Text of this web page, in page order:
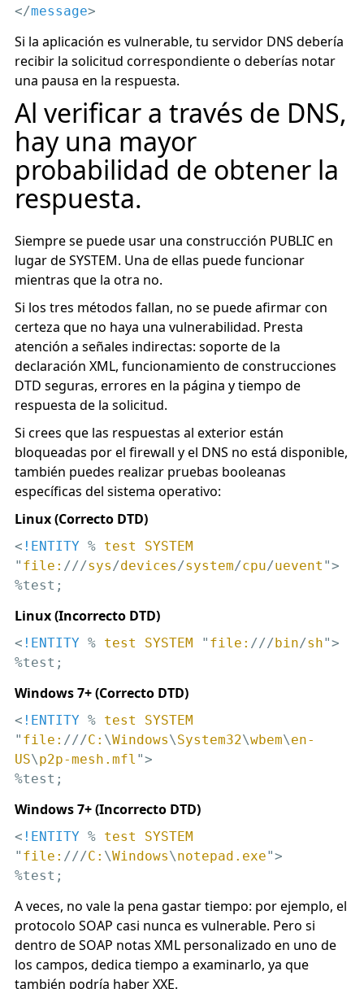
</message>
Si la aplicación es vulnerable, tu servidor DNS debería
recibir la solicitud correspondiente o deberías notar
una pausa en la respuesta.
Al verificar a través de DNS,
hay una mayor
probabilidad de obtener la
respuesta.
Siempre se puede usar una construcción PUBLIC en
lugar de SYSTEM. Una de ellas puede funcionar
mientras que la otra no.
Si los tres métodos fallan, no se puede afirmar con
certeza que no haya una vulnerabilidad. Presta
atención a señales indirectas: soporte de la
declaración XML, funcionamiento de construcciones
DTD seguras, errores en la página y tiempo de
respuesta de la solicitud.
Si crees que las respuestas al exterior están
bloqueadas por el firewall y el DNS no está disponible,
también puedes realizar pruebas booleanas
específicas del sistema operativo:
Linux (Correcto DTD)
< !ENTITY % test
SYSTEM
" file: ///sys/devices/system/cpu/uevent ">
%test;
Linux (Incorrecto DTD)
< !ENTITY % test SYSTEM " file: ///bin/sh">
%test;
Windows 7+ (Correcto DTD)
< !ENTITY % test
SYSTEM
" file: ///C: \Windows\System32\wbem\en-
US\p2p-mesh.mfl ">
%test;
Windows 7+ (Incorrecto DTD)
< !ENTITY % test
SYSTEM
" file: ///C: \Windows\notepad.exe">
%test;
A veces, no vale la pena gastar tiempo: por ejemplo, el
protocolo SOAP casi nunca es vulnerable. Pero si
dentro de SOAP notas XML personalizado en uno de
los campos, dedica tiempo a examinarlo, ya que
también podría haber XXE.